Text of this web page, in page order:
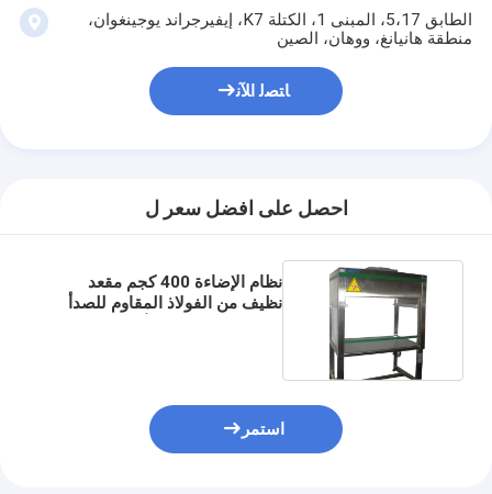
الطابق 5،17، المبنى 1، الكتلة K7، إيفيرجراند يوجينغوان،
منطقة هانيانغ، ووهان، الصين
ﺎﺘﺼﻟ ﺍﻶﻧ
احصل على افضل سعر ل
نظام الإضاءة 400 كجم مقعد
نظيف من الفولاذ المقاوم للصدأ
استمر